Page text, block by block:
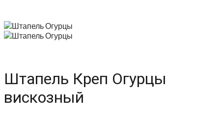
Штапель Креп Огурцы
вискозный